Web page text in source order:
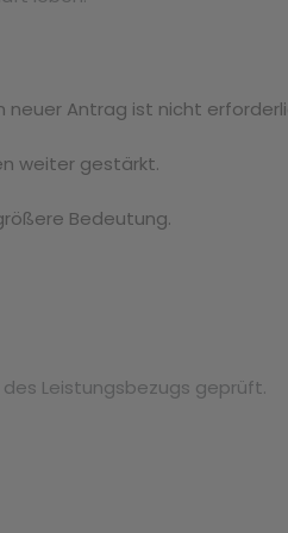
neuer Antrag ist nicht
weiter gestärkt.
Bedeutung.
Leistungsbezugs geprüft.